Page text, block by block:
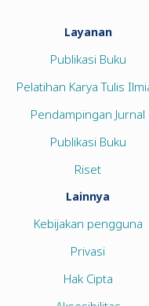
Layanan
Publikasi Buku
Pelatihan Karya Tulis
Pendampingan Jurnal
Publikasi Buku
Riset
Lainnya
Kebijakan pengguna
Privasi
Hak Cipta